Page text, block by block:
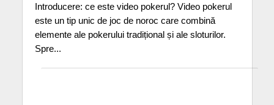
Introducere: ce este video pokerul? Video pokerul
este un tip unic de joc de noroc care combină
elemente ale pokerului tradițional și ale sloturilor.
Spre...